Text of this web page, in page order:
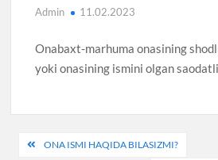
Admin 11.02.2023
Onabaxt-marhuma onasining
yoki onasining ismini olgan
PostONA ISMI HAQIDA BILASIZMI?